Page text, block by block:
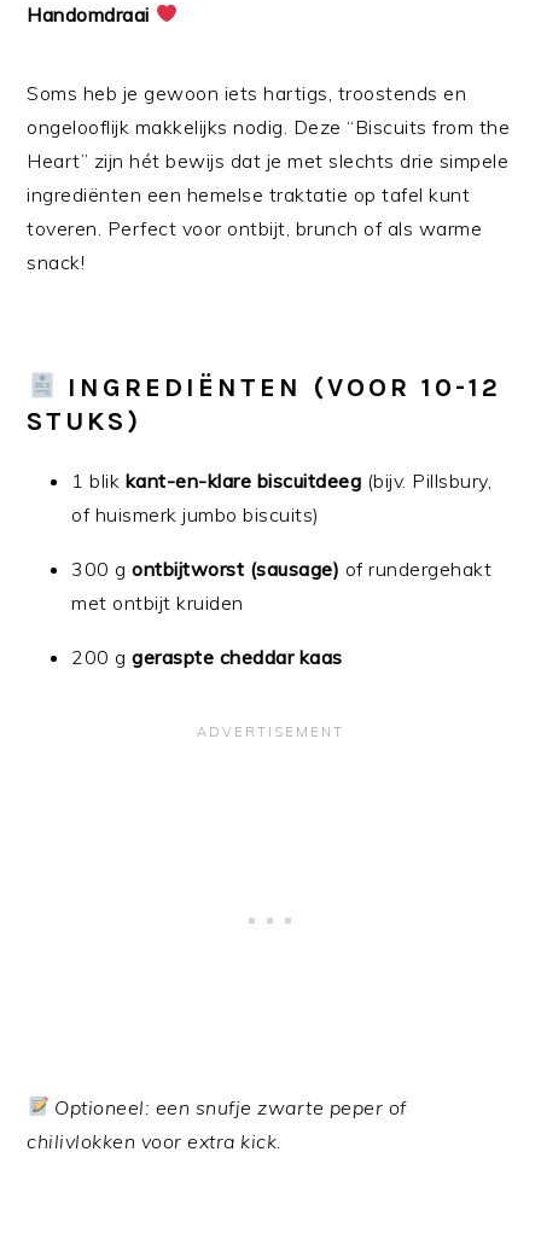
Handomdraai
Soms heb je gewoon iets hartigs, troostends en
ongelooflijk makkelijks nodig. Deze “Biscuits from the
Heart” zijn hét bewijs dat je met slechts drie simpele
ingrediënten een hemelse traktatie op tafel kunt
toveren. Perfect voor ontbijt, brunch of als warme
snack!
INGREDIËNTEN (VOOR 10-12
STUKS)
1 blik kant-en-klare biscuitdeeg (bijv. Pillsbury,
of huismerk jumbo biscuits)
300 gontbijtworst (sausage) of rundergehakt
met ontbijt kruiden
200 ggeraspte cheddar kaas
Optioneel: een snufje zwarte peper of
chilivlokken voor extra kick.